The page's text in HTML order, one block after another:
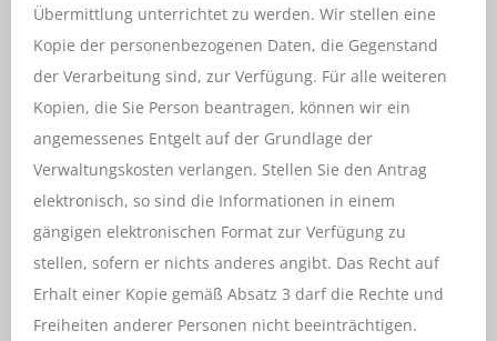
Übermittlung unterrichtet zu werden. Wir stellen eine
Kopie der personenbezogenen Daten, die Gegenstand
der Verarbeitung sind, zur Verfügung. Für alle weiteren
Kopien, die Sie Person beantragen, können wir ein
angemessenes Entgelt auf der Grundlage der
Verwaltungskosten verlangen. Stellen Sie den Antrag
elektronisch, so sind die Informationen in einem
gängigen elektronischen Format zur Verfügung zu
stellen, sofern er nichts anderes angibt. Das Recht auf
Erhalt einer Kopie gemäß Absatz 3 darf die Rechte und
Freiheiten anderer Personen nicht beeinträchtigen.